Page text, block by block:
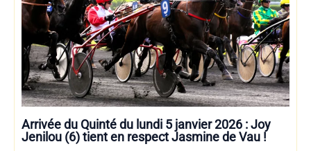
Arrivée du Quinté du lundi 5 janvier 2026 : Joy
Jenilou (6) tient en respect Jasmine de Vau !